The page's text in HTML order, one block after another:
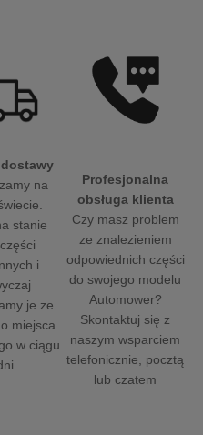
na
stanie
i
je ze
miejsca
w ciągu
Profesjonalna
obsługa klienta
Czy masz problem
ze znalezieniem
odpowiednich części
do swojego modelu
Automower?
Skontaktuj się z
naszym wsparciem
telefonicznie, pocztą
lub czatem